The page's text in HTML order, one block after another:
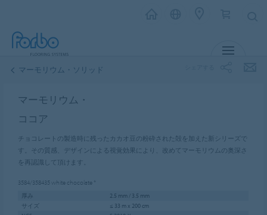
マーモリウム・ソリッド
マーモリウム・
ココア
チョコレートの製造時に残ったカカオ豆の粉砕された殻を加えた新シリーズで
す。その質感、デザインによる視覚効果により、改めてマーモリウムの奥深さ
を再認識して頂けます。
3584/358435 white chocolate
厚み
2.5 mm / 3.5 mm
サイズ
≤ 33 m x 200 cm